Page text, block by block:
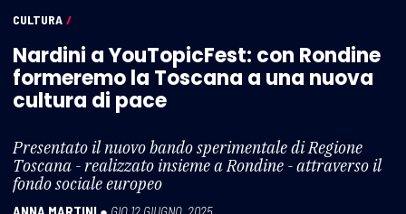
CULTURA /
Nardini a YouTopicFest: con Rondine
formeremo la Toscana a una nuova
cultura di pace
Presentato il nuovo bando sperimentale di Regione
Toscana - realizzato insieme a Rondine - attraverso il
fondo sociale europeo